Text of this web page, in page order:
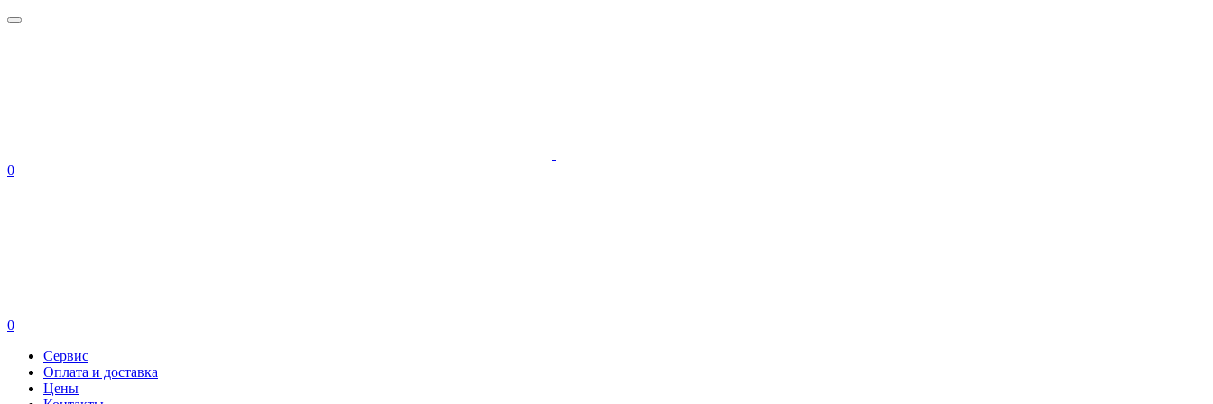
0
0
Сервис
Оплата и доставка
Цены